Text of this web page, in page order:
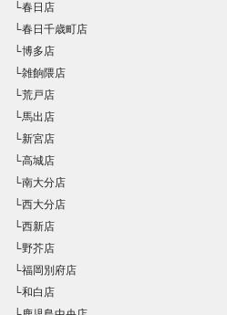
└春日店
└春日千歳町店
└博多店
└雑餉隈店
└荒戸店
└馬出店
└新宮店
└高城店
└南大分店
└西大分店
└西新店
└野芥店
└福岡別府店
└和白店